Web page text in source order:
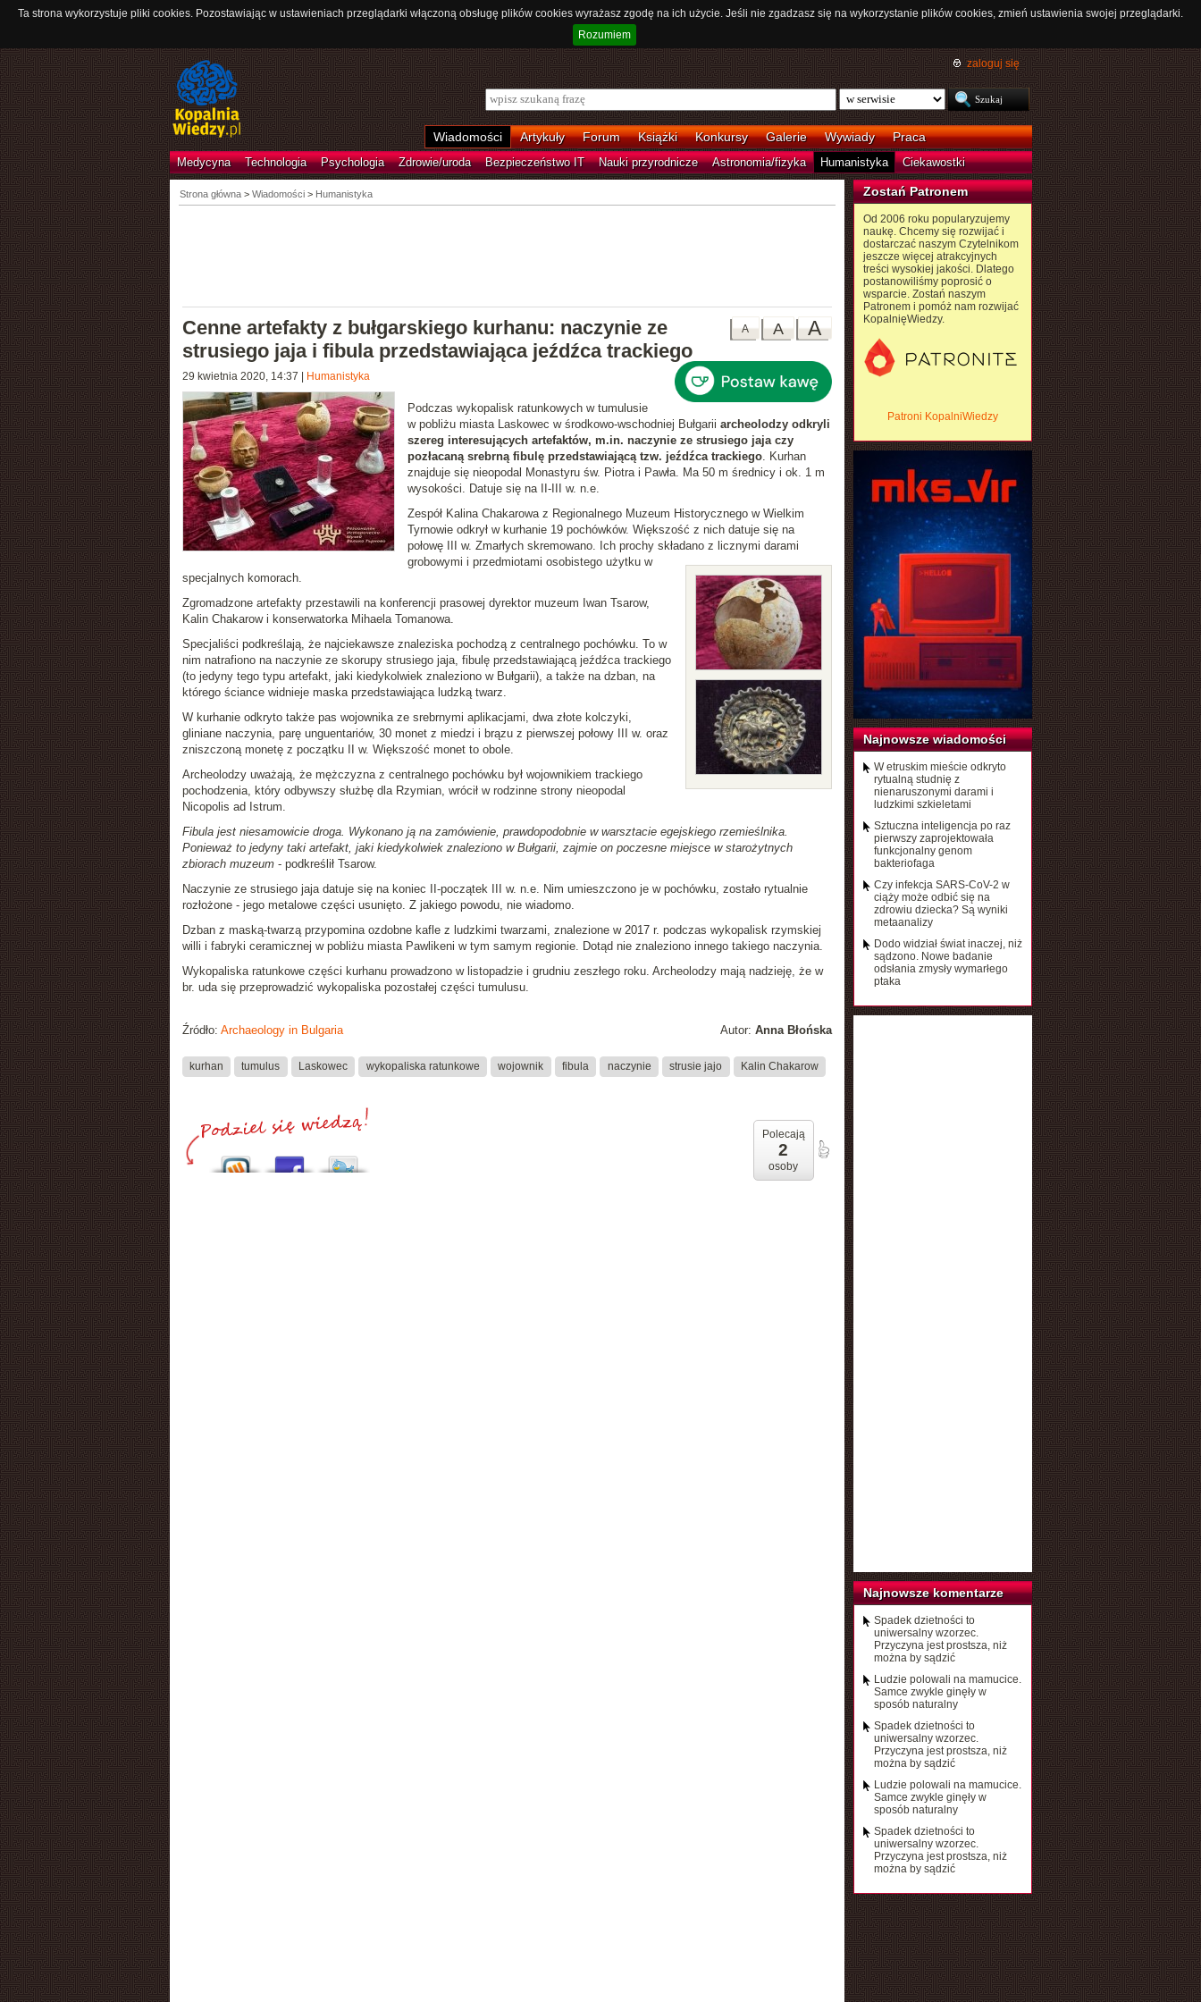
Ta strona wykorzystuje pliki cookies. Pozostawiając w ustawieniach przeglądarki włączoną obsługę plików cookies wyrażasz zgodę na ich użycie. Jeśli nie zgadzasz się na wykorzystanie plików cookies, zmień ustawienia swojej przeglądarki.
Rozumiem
zaloguj się
Wiadomości Artykuły Forum Książki Konkursy Galerie Wywiady Praca
Medycyna Technologia Psychologia Zdrowie/uroda Bezpieczeństwo IT Nauki przyrodnicze Astronomia/fizyka Humanistyka Ciekawostki
Strona główna> Wiadomości > Humanistyka
A
A
A
Cenne artefakty z bułgarskiego kurhanu: naczynie ze
strusiego jaja i fibula przedstawiająca jeźdźca trackiego
29 kwietnia 2020, 14:37 Humanistyka
Podczas wykopalisk ratunkowych w tumulusie
w pobliżu miasta Laskowec w środkowo-wschodniej Bułgarii archeolodzy odkryli
szereg interesujących artefaktów, m.in. naczynie ze strusiego jaja czy
pozłacaną srebrną fibulę przedstawiającą tzw. jeźdźca trackiego. Kurhan
znajduje się nieopodal Monastyru św. Piotra i Pawła. Ma 50 m średnicy i ok. 1 m
wysokości. Datuje się na II-III w. n.e.
Zespół Kalina Chakarowa z Regionalnego Muzeum Historycznego w Wielkim
Tyrnowie odkrył w kurhanie 19 pochówków. Większość z nich datuje się na
połowę III w. Zmarłych skremowano. Ich prochy składano z licznymi darami
grobowymi i przedmiotami osobistego użytku w
specjalnych komorach.
Zgromadzone artefakty przestawili na konferencji prasowej dyrektor muzeum Iwan Tsarow,
Kalin Chakarow i konserwatorka Mihaela Tomanowa.
Specjaliści podkreślają, że najciekawsze znaleziska pochodzą z centralnego pochówku. To w
nim natrafiono na naczynie ze skorupy strusiego jaja, fibulę przedstawiającą jeźdźca trackiego
(to jedyny tego typu artefakt, jaki kiedykolwiek znaleziono w Bułgarii), a także na dzban, na
którego ściance widnieje maska przedstawiająca ludzką twarz.
W kurhanie odkryto także pas wojownika ze srebrnymi aplikacjami, dwa złote kolczyki,
gliniane naczynia, parę unguentariów, 30 monet z miedzi i brązu z pierwszej połowy III w. oraz
zniszczoną monetę z początku II w. Większość monet to obole.
Archeolodzy uważają, że mężczyzna z centralnego pochówku był wojownikiem trackiego
pochodzenia, który odbywszy służbę dla Rzymian, wrócił w rodzinne strony nieopodal
Nicopolis ad Istrum.
Fibula jest niesamowicie droga. Wykonano ją na zamówienie, prawdopodobnie w warsztacie egejskiego rzemieślnika.
Ponieważ to jedyny taki artefakt, jaki kiedykolwiek znaleziono w Bułgarii, zajmie on poczesne miejsce w starożytnych
zbiorach muzeum- podkreślił Tsarow.
Naczynie ze strusiego jaja datuje się na koniec II-początek III w. n.e. Nim umieszczono je w pochówku, zostało rytualnie
rozłożone - jego metalowe części usunięto. Z jakiego powodu, nie wiadomo.
Dzban z maską-twarzą przypomina ozdobne kafle z ludzkimi twarzami, znalezione w 2017 r. podczas wykopalisk rzymskiej
willi i fabryki ceramicznej w pobliżu miasta Pawlikeni w tym samym regionie. Dotąd nie znaleziono innego takiego naczynia.
Wykopaliska ratunkowe części kurhanu prowadzono w listopadzie i grudniu zeszłego roku. Archeolodzy mają nadzieję, że w
br. uda się przeprowadzić wykopaliska pozostałej części tumulusu.
Autor: Anna Błońska
Źródło: Archaeology in Bulgaria
kurhan tumulus Laskowec wykopaliska ratunkowe wojownik fibula naczynie strusie jajo Kalin Chakarow
Polecają
2
osoby
Zostań Patronem
Od 2006 roku popularyzujemy
naukę. Chcemy się rozwijać i
dostarczać naszym Czytelnikom
jeszcze więcej atrakcyjnych
treści wysokiej jakości. Dlatego
postanowiliśmy poprosić o
wsparcie. Zostań naszym
Patronem i pomóż nam rozwijać
KopalnięWiedzy.
Patroni KopalniWiedzy
Najnowsze wiadomości
W etruskim mieście odkryto
rytualną studnię z
nienaruszonymi darami i
ludzkimi szkieletami
Sztuczna inteligencja po raz
pierwszy zaprojektowała
funkcjonalny genom
bakteriofaga
Czy infekcja SARS-CoV-2 w
ciąży może odbić się na
zdrowiu dziecka? Są wyniki
metaanalizy
Dodo widział świat inaczej, niż
sądzono. Nowe badanie
odsłania zmysły wymarłego
ptaka
Najnowsze komentarze
Spadek dzietności to
uniwersalny wzorzec.
Przyczyna jest prostsza, niż
można by sądzić
Ludzie polowali na mamucice.
Samce zwykle ginęły w
sposób naturalny
Spadek dzietności to
uniwersalny wzorzec.
Przyczyna jest prostsza, niż
można by sądzić
Ludzie polowali na mamucice.
Samce zwykle ginęły w
sposób naturalny
Spadek dzietności to
uniwersalny wzorzec.
Przyczyna jest prostsza, niż
można by sądzić